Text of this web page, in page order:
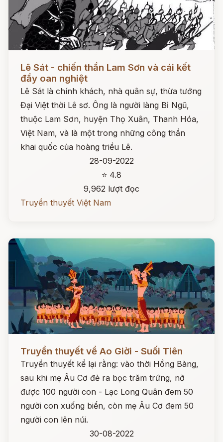
Lê Sát - chiến thần Lam Sơn và cái kết
đầy oan nghiệt
Lê Sát là chính khách, nhà quân sự, thừa tướng
Đại Việt thời Lê sơ. Ông là người làng Bỉ Ngũ,
thuộc Lam Sơn, huyện Thọ Xuân, Thanh Hóa,
Việt Nam, và là một trong những công thần
khai quốc của hoàng triều Lê.
28-09-2022
⭐ 4.8
9,962 lượt đọc
Truyền thuyết Việt Nam
Đọc ngay
Truyền thuyết về Ao Giời - Suối Tiên
Truyền thuyết kể lại rằng: vào thời Hồng Bàng,
sau khi mẹ Âu Cơ đẻ ra bọc trăm trứng, nở
được 100 người con - Lạc Long Quân đem 50
người con xuống biển, còn mẹ Âu Cơ đem 50
người con lên núi.
30-08-2022